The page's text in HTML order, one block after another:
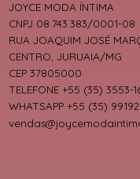
JOYCE MODA ÍNTIMA
CNPJ 08.743.383/0001-08
RUA JOAQUIM JOSÉ
CENTRO, JURUAIA/MG
CEP 37805000
TELEFONE +55 (35) 3553-
WHATSAPP +55 (35)